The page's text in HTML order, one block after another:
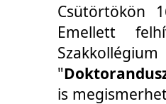
Csütörtökön
Emellett
"
is